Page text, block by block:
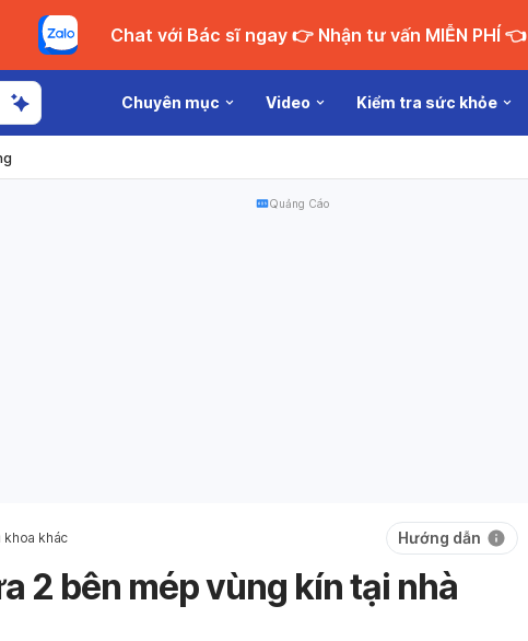
Chat với Bác sĩ ngay 👉 Nhận tư vấn MIỄN PHÍ 👈
Chuyên mục Video Kiểm tra sức khỏe
Quảng Cáo
khoa khác Hướng dẫn
2 bên mép vùng kín tại nhà